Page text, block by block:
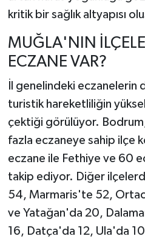
kritik bir sağlık altyapısı
MUĞLA'NIN
ECZANE VAR?
İl genelindeki eczanelerin
turistik hareketliliğin
çektiği görülüyor.
fazla eczaneye sahip ilçe
eczane ile Fethiye ve 60
takip ediyor. Diğer
54, Marmaris'te 52,
ve Yatağan'da 20,
16, Datça'da 12, Ula'da